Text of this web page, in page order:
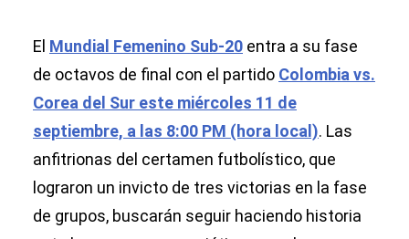
El Mundial Femenino Sub-20 entra a su fase
de octavos de final con el partido Colombia vs.
Corea del Sur este miércoles 11 de
septiembre, a las 8:00 PM (hora local). Las
anfitrionas del certamen futbolístico, que
lograron un invicto de tres victorias en la fase
de grupos, buscarán seguir haciendo historia